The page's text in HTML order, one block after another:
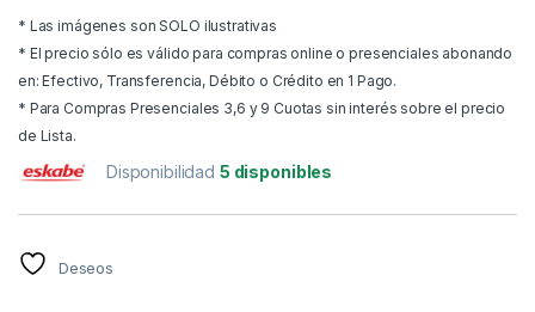
* Las imágenes son SOLO ilustrativas
* El precio sólo es válido para compras online o presenciales abonando
en: Efectivo, Transferencia, Débito o Crédito en 1 Pago.
* Para Compras Presenciales 3,6 y 9 Cuotas sin interés sobre el precio
de Lista.
Disponibilidad 5 disponibles
Deseos